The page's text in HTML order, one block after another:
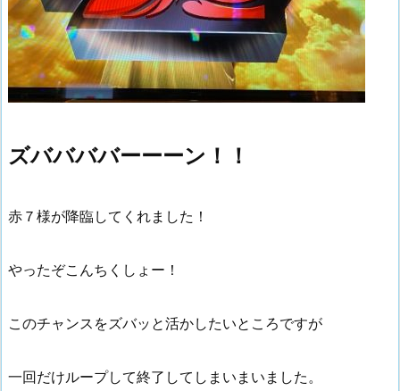
ズババババーーーン！！
赤７様が降臨してくれました！
やったぞこんちくしょー！
このチャンスをズバッと活かしたいところですが
一回だけループして終了してしまいまいました。